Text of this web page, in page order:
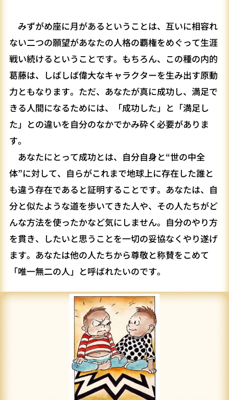
みずがめ座に月があるということは、互いに相容れ
ない二つの願望があなたの人格の覇権をめぐって生涯
戦い続けるということです。もちろん、この種の内的
葛藤は、しばしば偉大なキャラクターを生み出す原動
力ともなります。ただ、あなたが真に成功し、満足で
きる人間になるためには、「成功した」と「満足し
た」との違いを自分のなかでかみ砕く必要がありま
す。
あなたにとって成功とは、自分自身と“世の中全
体”に対して、自らがこれまで地球上に存在した誰と
も違う存在であると証明することです。あなたは、自
分と似たような道を歩いてきた人や、その人たちがど
んな方法を使ったかなど気にしません。自分のやり方
を貫き、したいと思うことを一切の妥協なくやり遂げ
ます。あなたは他の人たちから尊敬と称賛をこめて
「唯一無二の人」と呼ばれたいのです。